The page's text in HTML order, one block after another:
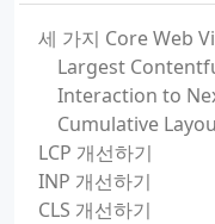
세 가지 Core Web
Largest
Interaction to
Cumulative
LCP 개선하기
INP 개선하기
CLS 개선하기